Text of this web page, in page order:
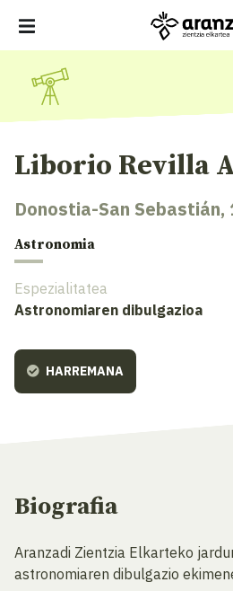
Liborio Revilla
Donostia-San Sebastián,
Astronomia
Espezialitatea
Astronomiaren dibulgazioa
HARREMANA
Biografia
Aranzadi Zientzia Elkarteko
astronomiaren dibulgazio